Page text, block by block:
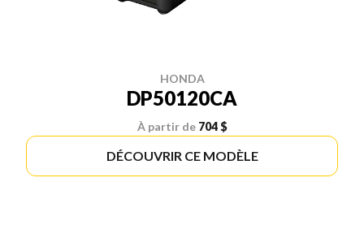
HONDA
DP50120CA
À partir de 704 $
DÉCOUVRIR CE MODÈLE